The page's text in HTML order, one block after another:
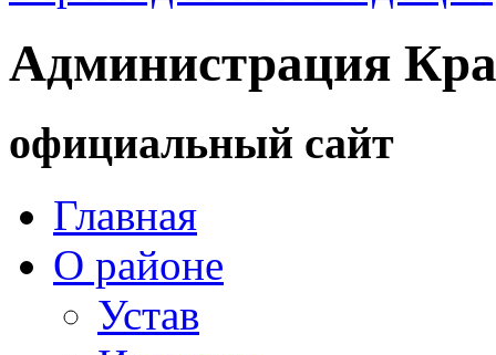
Администрация
официальный сайт
Главная
О районе
Устав